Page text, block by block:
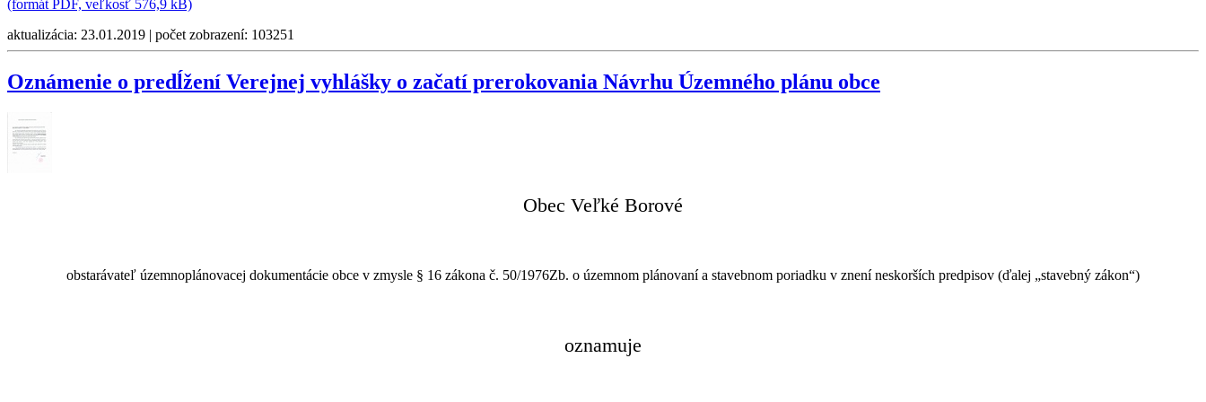
(formát PDF, veľkosť 576,9 kB)
aktualizácia: 23.01.2019 | počet zobrazení: 103251
Oznámenie o predĺžení Verejnej vyhlášky o začatí prerokovania Návrhu Územného plánu obce
Obec Veľké Borové
obstarávateľ územnoplánovacej dokumentácie obce v zmysle § 16 zákona č. 50/1976Zb. o územnom plánovaní a stavebnom poriadku v znení neskorších predpisov (ďalej „stavebný zákon“)
oznamuje